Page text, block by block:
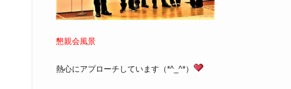
懇親会風景
熱心にアプローチしています（*^_^*）